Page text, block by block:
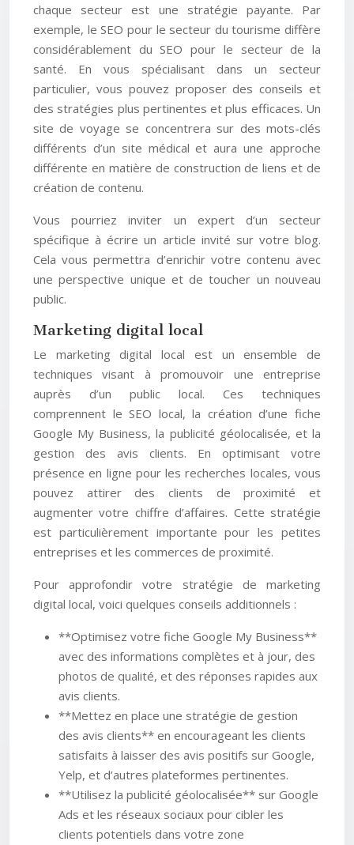
chaque secteur est une stratégie payante. Par
exemple, le SEO pour le secteur du tourisme diffère
considérablement du SEO pour le secteur de la
santé. En vous spécialisant dans un secteur
particulier, vous pouvez proposer des conseils et
des stratégies plus pertinentes et plus efficaces. Un
site de voyage se concentrera sur des mots-clés
différents d’un site médical et aura une approche
différente en matière de construction de liens et de
création de contenu.
Vous pourriez inviter un expert d’un secteur
spécifique à écrire un article invité sur votre blog.
Cela vous permettra d’enrichir votre contenu avec
une perspective unique et de toucher un nouveau
public.
Marketing digital local
Le marketing digital local est un ensemble de
techniques visant à promouvoir une entreprise
auprès d’un public local. Ces techniques
comprennent le SEO local, la création d’une fiche
Google My Business, la publicité géolocalisée, et la
gestion des avis clients. En optimisant votre
présence en ligne pour les recherches locales, vous
pouvez attirer des clients de proximité et
augmenter votre chiffre d’affaires. Cette stratégie
est particulièrement importante pour les petites
entreprises et les commerces de proximité.
Pour approfondir votre stratégie de marketing
digital local, voici quelques conseils additionnels :
**Optimisez votre fiche Google My Business**
avec des informations complètes et à jour, des
photos de qualité, et des réponses rapides aux
avis clients.
**Mettez en place une stratégie de gestion
des avis clients** en encourageant les clients
satisfaits à laisser des avis positifs sur Google,
Yelp, et d’autres plateformes pertinentes.
**Utilisez la publicité géolocalisée** sur Google
Ads et les réseaux sociaux pour cibler les
clients potentiels dans votre zone